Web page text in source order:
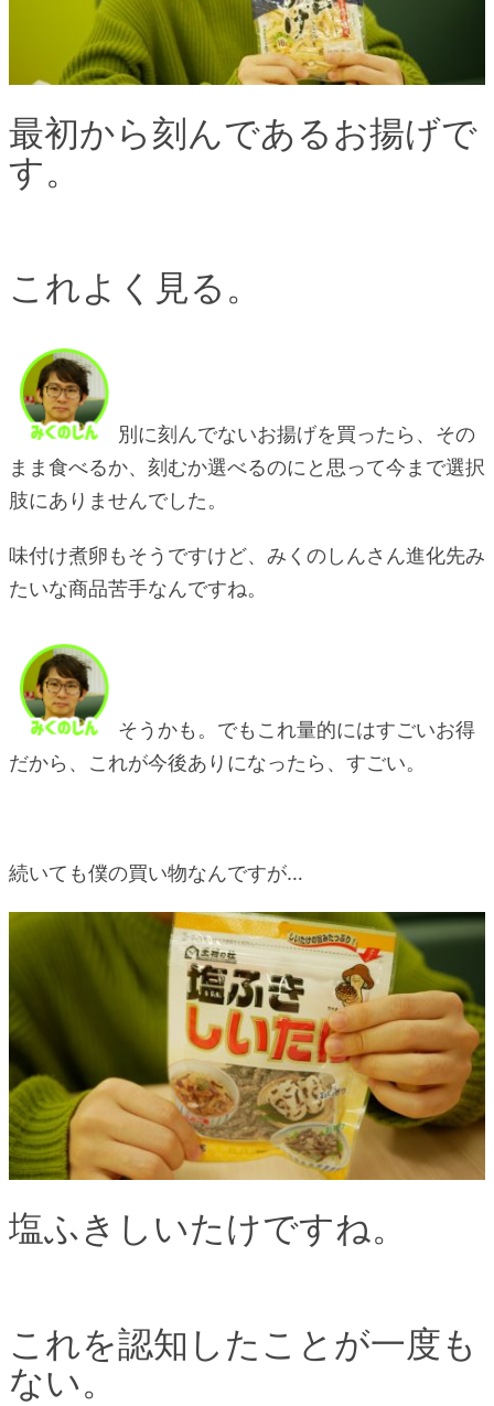
最初から刻んであるお揚げで
す。
これよく見る。
別に刻んでないお揚げを買ったら、その
まま食べるか、刻むか選べるのにと思って今まで選択
肢にありませんでした。
味付け煮卵もそうですけど、みくのしんさん進化先み
たいな商品苦手なんですね。
そうかも。でもこれ量的にはすごいお得
だから、これが今後ありになったら、すごい。
続いても僕の買い物なんですが…
塩ふきしいたけですね。
これを認知したことが一度も
ない。